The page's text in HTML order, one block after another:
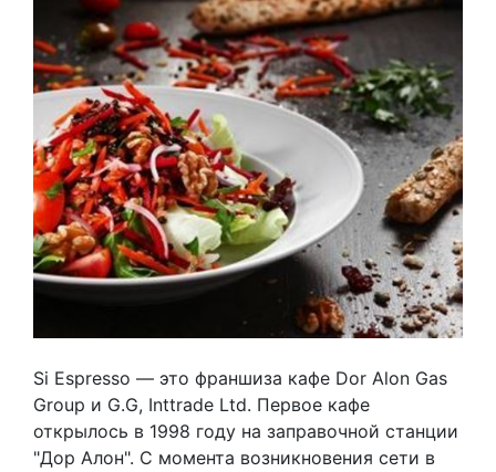
Si Espresso — это франшиза кафе Dor Alon Gas
Group и G.G, Inttrade Ltd. Первое кафе
открылось в 1998 году на заправочной станции
"Дор Алон". С момента возникновения сети в